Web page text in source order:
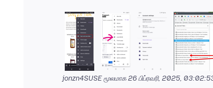
jonzn4SUSE மூலமாக26 பிப்ரவரி, 2025,